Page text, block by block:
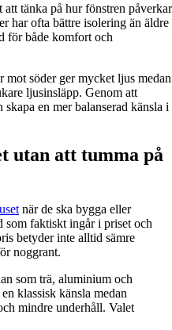
tänka på hur fönstren påverkar
har ofta bättre isolering än äldre
för både komfort och
mot söder ger mycket ljus medan
ljusinsläpp. Genom att
en mer balanserad känsla i
utan att tumma på
när de ska bygga eller
som faktiskt ingår i priset och
betyder inte alltid sämre
noggrant.
som trä, aluminium och
klassisk känsla medan
mindre underhåll. Valet